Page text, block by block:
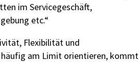
im Servicegeschäft,
etc.“
Flexibilität und
häufig am Limit orientieren, kommt